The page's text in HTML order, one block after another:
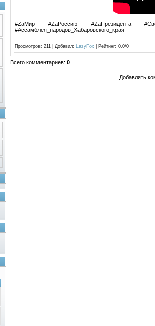
#ZaМир #ZaРоссию #ZaПрезидента
#Ассамблея_народов_Хабаровского_края
Просмотров: 211 Добавил: LazyFox Рейтинг: 0.0/0
Всего комментариев: 0
Добавлять